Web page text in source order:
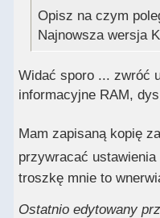
Opisz na czym
Najnowsza wersja
Widać sporo ... zwróć
informacyjne RAM,
Mam zapisaną kopię
przywracać
troszkę mnie to
Ostatnio edytowany